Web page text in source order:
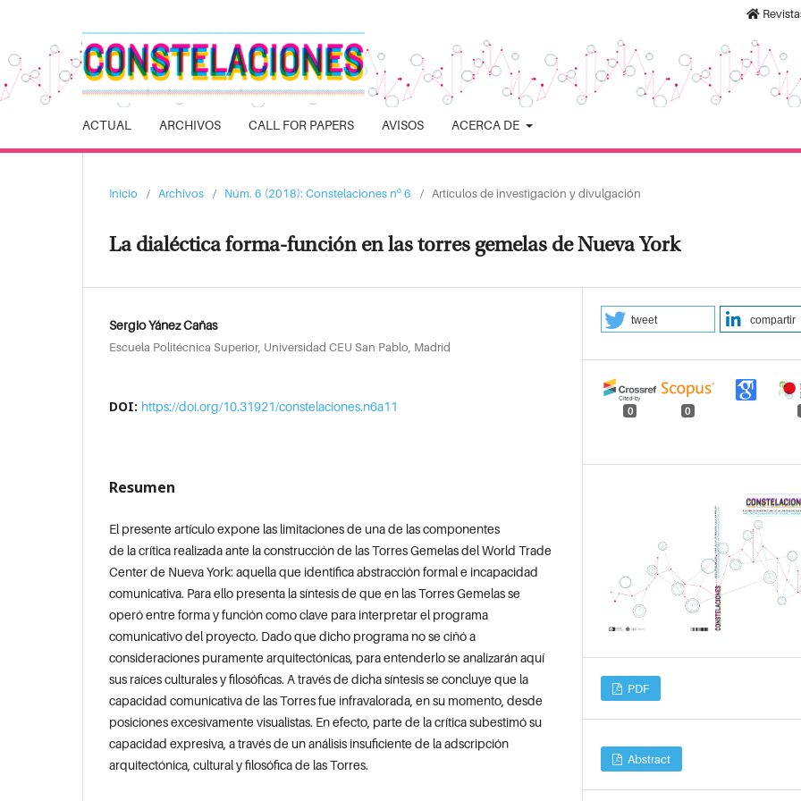
ACTUAL ARCHIVOS CALL FOR PAPERS AVISOS ACERCA DE
Inicio / Archivos / Núm. 6 (2018): Constelaciones nº 6 / Artículos de investigación y divulgación
La dialéctica forma-función en las torres gemelas de Nueva York
Sergio Yánez Cañas
Escuela Politécnica Superior, Universidad CEU San Pablo, Madrid
DOI: https://doi.org/10.31921/constelaciones.n6a11
Resumen
El presente artículo expone las limitaciones de una de las componentes
de la crítica realizada ante la construcción de las Torres Gemelas del World Trade
Center de Nueva York: aquella que identifica abstracción formal e incapacidad
comunicativa. Para ello presenta la síntesis de que en las Torres Gemelas se
operó entre forma y función como clave para interpretar el programa
comunicativo del proyecto. Dado que dicho programa no se ciñó a
consideraciones puramente arquitectónicas, para entenderlo se analizarán aquí
sus raíces culturales y filosóficas. A través de dicha síntesis se concluye que la
capacidad comunicativa de las Torres fue infravalorada, en su momento, desde
posiciones excesivamente visualistas. En efecto, parte de la crítica subestimó su
capacidad expresiva, a través de un análisis insuficiente de la adscripción
arquitectónica, cultural y filosófica de las Torres.
PDF
Abstract
tweet compartir
0 0